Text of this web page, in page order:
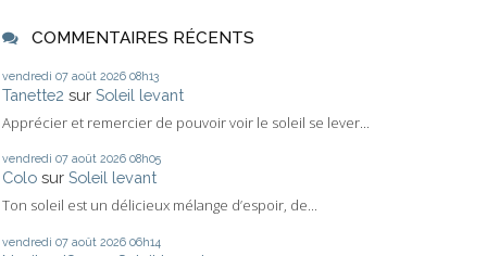
COMMENTAIRES RÉCENTS
vendredi 07 août 2026 08h13
Tanette2 sur Soleil levant
Apprécier et remercier de pouvoir voir le soleil se lever...
vendredi 07 août 2026 08h05
Colo sur Soleil levant
Ton soleil est un délicieux mélange d’espoir, de...
vendredi 07 août 2026 06h14